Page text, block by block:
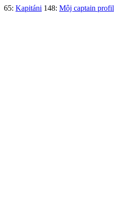
65: Kapitáni 148: Môj captain profil